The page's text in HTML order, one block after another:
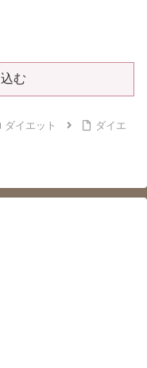
む
ダイエット
ダイエ